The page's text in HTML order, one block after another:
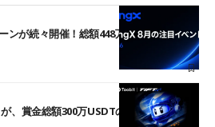
ンが続々開催！総額448万USDT超のAIバ
賞金総額300万USDTのレースとして復